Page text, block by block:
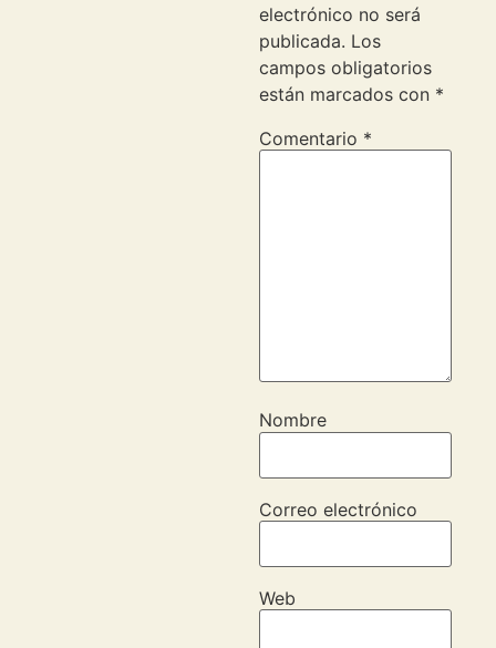
electrónico no será
publicada. Los
campos obligatorios
están marcados con *
Comentario *
Nombre
Correo electrónico
Web